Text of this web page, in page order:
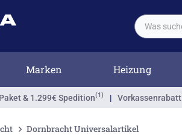
Marken Heizung
& 1.299€ Spedition(1) | Vorkassenrabatt
Dornbracht Universalartikel